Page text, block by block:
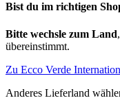
Bist du im richtigen
Bitte wechsle zum Land
übereinstimmt.
Zu Ecco Verde
Anderes Lieferland